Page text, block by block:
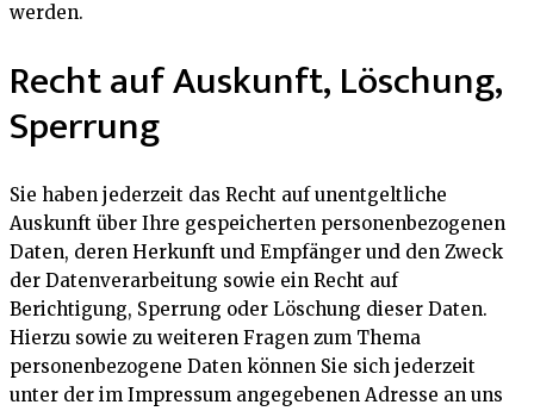
werden.
Recht auf Auskunft, Löschung,
Sperrung
Sie haben jederzeit das Recht auf unentgeltliche
Auskunft über Ihre gespeicherten personenbezogenen
Daten, deren Herkunft und Empfänger und den Zweck
der Datenverarbeitung sowie ein Recht auf
Berichtigung, Sperrung oder Löschung dieser Daten.
Hierzu sowie zu weiteren Fragen zum Thema
personenbezogene Daten können Sie sich jederzeit
unter der im Impressum angegebenen Adresse an uns